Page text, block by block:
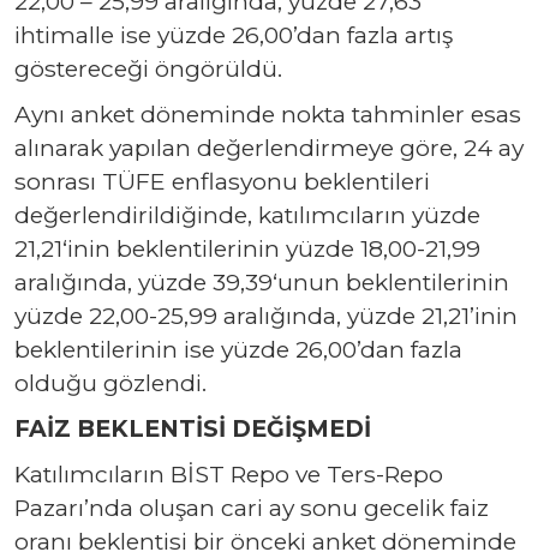
ihtimalle ise yüzde 26,00’dan fazla artış
göstereceği öngörüldü.
Aynı anket döneminde nokta tahminler esas
alınarak yapılan değerlendirmeye göre, 24 ay
sonrası TÜFE enflasyonu beklentileri
değerlendirildiğinde, katılımcıların yüzde
21,21‘inin beklentilerinin yüzde 18,00-21,99
aralığında, yüzde 39,39‘unun beklentilerinin
yüzde 22,00-25,99 aralığında, yüzde 21,21’inin
beklentilerinin ise yüzde 26,00’dan fazla
olduğu gözlendi.
FAİZ BEKLENTİSİ DEĞİŞMEDİ
Katılımcıların BİST Repo ve Ters-Repo
Pazarı’nda oluşan cari ay sonu gecelik faiz
oranı beklentisi bir önceki anket döneminde